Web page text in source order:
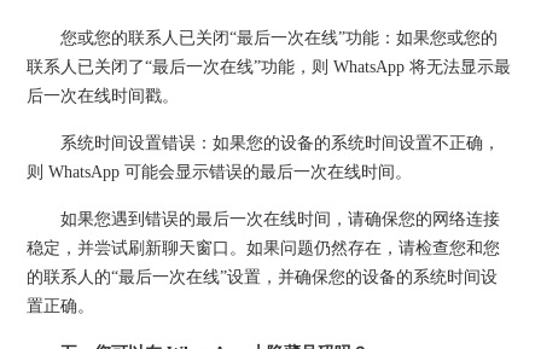
您或您的联系人已关闭“最后一次在线”功能：如果您或您的
联系人已关闭了“最后一次在线”功能，则 WhatsApp 将无法显示最
后一次在线时间戳。
系统时间设置错误：如果您的设备的系统时间设置不正确，
则 WhatsApp 可能会显示错误的最后一次在线时间。
如果您遇到错误的最后一次在线时间，请确保您的网络连接
稳定，并尝试刷新聊天窗口。如果问题仍然存在，请检查您和您
的联系人的“最后一次在线”设置，并确保您的设备的系统时间设
置正确。